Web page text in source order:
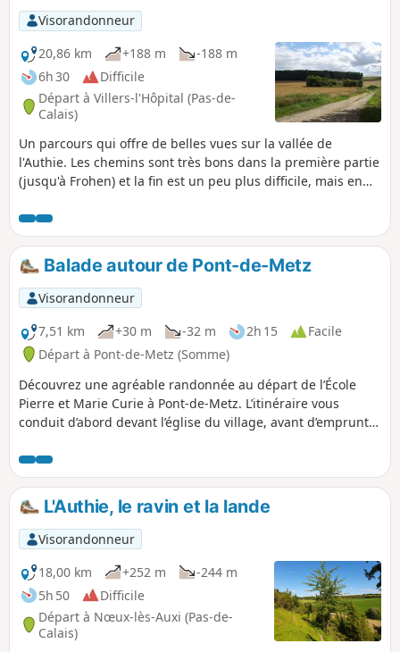
Visorandonneur
20,86 km
+188 m
-188 m
6h 30
Difficile
Départ à Villers-l'Hôpital (Pas-de-
Calais)
Un parcours qui offre de belles vues sur la vallée de
l'Authie. Les chemins sont très bons dans la première partie
(jusqu'à Frohen) et la fin est un peu plus difficile, mais en
Balade autour de Pont-de-Metz
Visorandonneur
7,51 km
+30 m -32 m 2h 15
Facile
Départ à Pont-de-Metz (Somme)
Découvrez une agréable randonnée au départ de l’École
Pierre et Marie Curie à Pont-de-Metz. L’itinéraire vous
conduit d’abord devant l’église du village, avant d’emprunter
Ballastière. Le parcours se poursuit à travers le Parc du Pré
du Moulin, offrant un cadre verdoyant et reposant, puis se
termine en suivant la voie ferrée, pour une balade mêlant
nature et patrimoine local.
L'Authie, le ravin et la lande
Visorandonneur
18,00 km
+252 m
-244 m
5h 50
Difficile
Départ à Nœux-lès-Auxi (Pas-de-
Calais)